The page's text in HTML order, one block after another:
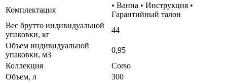
Комплектация
• Ванна • Инструкция •
Гарантийный талон
Вес брутто индивидуальной
упаковки, кг
44
Объем индивидуальной
упаковки, м3
0,95
Коллекция
Corso
Объем, л
300